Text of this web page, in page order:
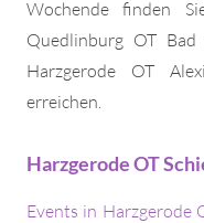
Wochende finden
Quedlinburg OT
Harzgerode OT
erreichen.
Harzgerode OT
Events in Harzgerode